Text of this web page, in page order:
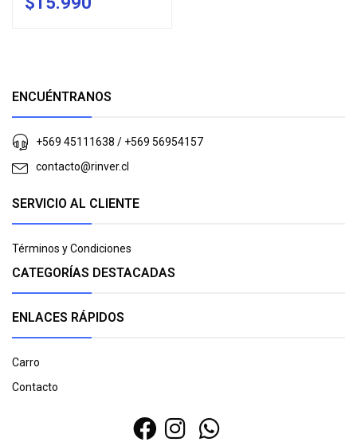
ENCUÉNTRANOS
+569 45111638 / +569 56954157
contacto@rinver.cl
SERVICIO AL CLIENTE
Términos y Condiciones
CATEGORÍAS DESTACADAS
ENLACES RÁPIDOS
Carro
Contacto